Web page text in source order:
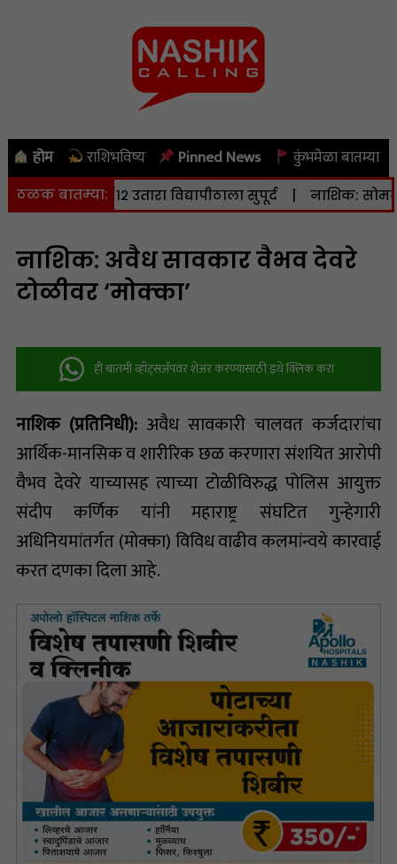
होम राशिभविष्य Pinned News कुंभमेळा बातम्या
ठळक बातम्या:
७/१२ उतारा विद्यापीठाला सुपूर्द | नाशिक: सोमवारी
नाशिक: अवैध सावकार वैभव देवरे
टोळीवर ‘मोक्का’
ही बातमी व्हॉट्सअ‍ॅपवर शेअर करण्यासाठी इथे क्लिक करा
नाशिक (प्रतिनिधी):अवैध सावकारी चालवत कर्जदारांचा
आर्थिक-मानसिक व शारीरिक छळ करणारा संशयित आरोपी
वैभव देवरे याच्यासह त्याच्या टोळीविरुद्ध पोलिस आयुक्त
संदीप कर्णिक यांनी महाराष्ट्र संघटित गुन्हेगारी
अधिनियमांतर्गत (मोक्का) विविध वाढीव कलमांन्वये कारवाई
करत दणका दिला आहे.